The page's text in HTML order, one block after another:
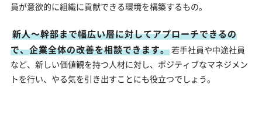
員が意欲的に組織に貢献できる環境を構築するもの。
新人～幹部まで幅広い層に対してアプローチできるの
で、企業全体の改善を相談できます。若手社員や中途社員
など、新しい価値観を持つ人材に対し、ポジティブなマネジメン
トを行い、やる気を引き出すことにも役立つでしょう。